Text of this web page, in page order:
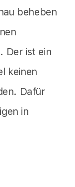
beheben
Der ist ein
keinen
Dafür
in